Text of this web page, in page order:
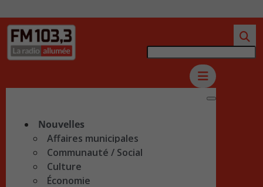
Nouvelles
Affaires municipales
Communauté / Social
Culture
Économie